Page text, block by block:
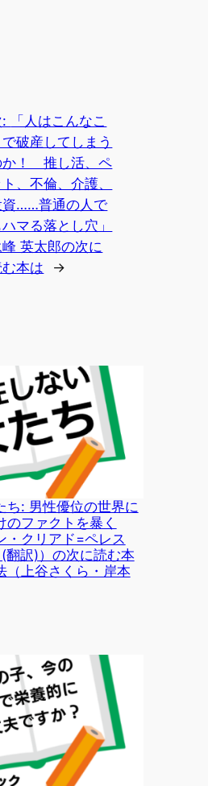
「人はこんなこ
で破産してしまう
か！ 推し活、ペ
ト、不倫、介護、
資……普通の人で
ハマる落とし穴」
峰 英太郎の次に
本は
→
ち: 男性優位の世界に
のファクトを暴く
・クリアド=ペレス
翻訳)）の次に読む本
（上谷さくら・岸本